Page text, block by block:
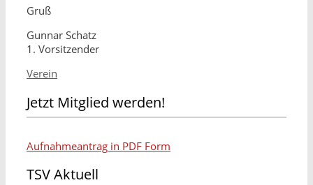
Gruß
Gunnar Schatz
1. Vorsitzender
Kategorien
Verein
Jetzt Mitglied werden!
Aufnahmeantrag in PDF Form
TSV Aktuell